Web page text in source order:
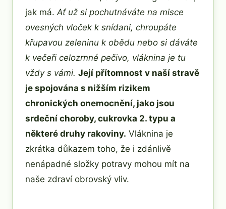
jak má.Ať už si pochutnáváte na misce
ovesných vloček k snídani, chroupáte
křupavou zeleninu k obědu nebo si dáváte
k večeři celozrnné pečivo, vláknina je tu
vždy s vámi. Její přítomnost v naší stravě
je spojována s nižším rizikem
chronických onemocnění, jako jsou
srdeční choroby, cukrovka 2. typu a
některé druhy rakoviny. Vláknina je
zkrátka důkazem toho, že i zdánlivě
nenápadné složky potravy mohou mít na
naše zdraví obrovský vliv.